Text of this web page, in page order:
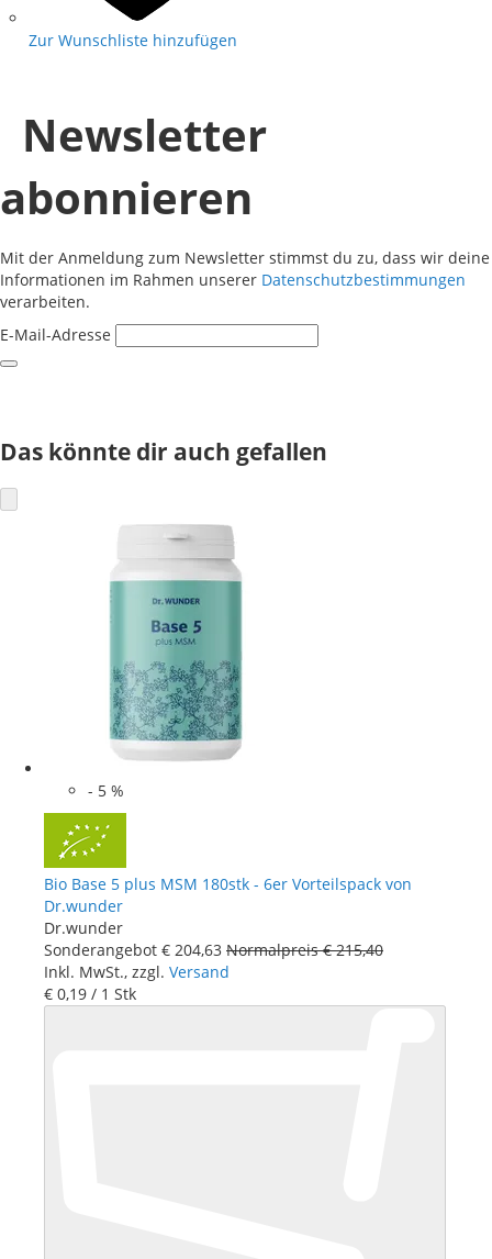
Zur Wunschliste hinzufügen
Newsletter
abonnieren
Mit der Anmeldung zum Newsletter stimmst du zu, dass wir deine
Informationen im Rahmen unserer Datenschutzbestimmungen
verarbeiten.
E-Mail-Adresse
Das könnte dir auch gefallen
- 5 %
Bio Base 5 plus MSM 180stk - 6er Vorteilspack von
Dr.wunder
Dr.wunder
Sonderangebot € 204,63 Normalpreis € 215,40
Inkl. MwSt., zzgl. Versand
€ 0,19 / 1 Stk